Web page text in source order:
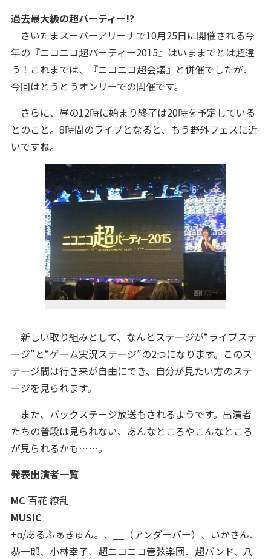
過去最大級の超パーティー!?
さいたまスーパーアリーナで10月25日に開催される今
年の『ニコニコ超パーティー2015』はいままでとは超違
う！これまでは、『ニコニコ超会議』と併催でしたが、
今回はとうとうオンリーでの開催です。
さらに、昼の12時に始まり終了は20時を予定している
とのこと。8時間のライブとなると、もう野外フェスに近
いですね。
新しい取り組みとして、なんとステージが“ライブステ
ージ”と“ゲーム実況ステージ”の2つになります。このス
テージ間は行き来が自由にでき、自分が見たい方のステ
ージを見られます。
また、バックステージ放送もされるようです。出演者
たちの普段は見られない、あんなところやこんなところ
が見られるかも……。
発表出演者一覧
MC 百花 繚乱
MUSIC
+α/あるふぁきゅん。、__（アンダーバー）、いかさん、
恭一郎、小林幸子、超ニコニコ管弦楽団、超バンド、八